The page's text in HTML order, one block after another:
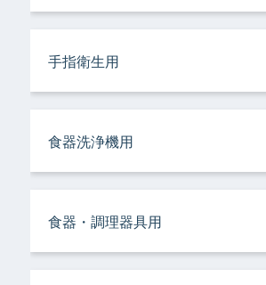
手指衛生用
食器洗浄機用
食器・調理器具用
食器洗浄機用
トイレ用
手指衛生用
施設用
施設用
トイレ用
ヘアケア＆ボディケア用
バスルーム用
食器・調理器具用
厨房機器・設備用
調理サポート用
トイレ用
ング用
ドライクリーニング用
トイレ用
ング用
ドライクリーニング用